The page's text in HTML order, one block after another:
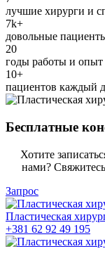
лучшие хирурги и
7k+
довольные
20
годы работы и опыт
10+
пациентов каждый
Бесплатные
Хотите
нами?
Запрос
+381 62 92 49 195